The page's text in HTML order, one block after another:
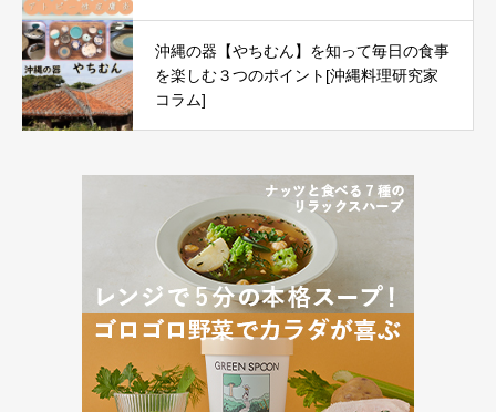
沖縄の器【やちむん】を知って毎日の食事
を楽しむ３つのポイント[沖縄料理研究家
コラム]